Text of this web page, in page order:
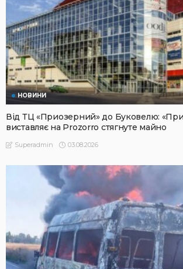
НОВИНИ
Від ТЦ «Приозерний» до Буковелю:
виставляє на Prozorro стягнуте майно
Superadmin 03.08.2026